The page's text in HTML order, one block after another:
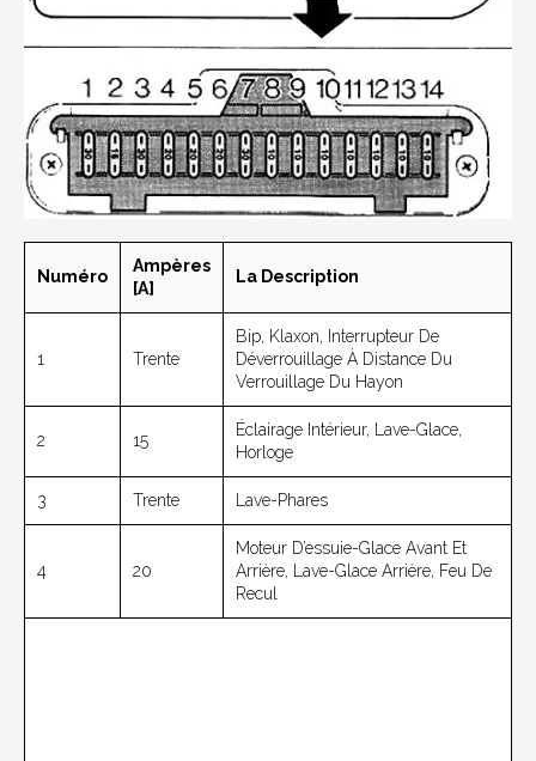
Numéro
Ampères
[A]
La Description
1 Trente
Bip, Klaxon, Interrupteur De
Déverrouillage À Distance Du
Verrouillage Du Hayon
2 15
Éclairage Intérieur, Lave-Glace,
Horloge
3 Trente Lave-Phares
4 20
Moteur D’essuie-Glace Avant Et
Arrière, Lave-Glace Arrière, Feu De
Recul